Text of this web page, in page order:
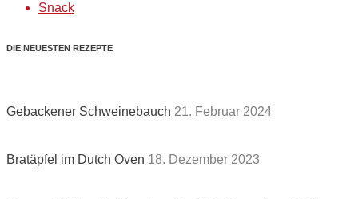
Snack
DIE NEUESTEN REZEPTE
Gebackener Schweinebauch 21. Februar 2024
Bratäpfel im Dutch Oven 18. Dezember 2023